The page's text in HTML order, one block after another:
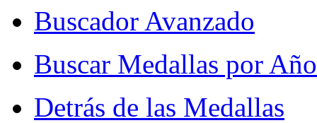
Buscador Avanzado
Buscar Medallas por Año
Detrás de las Medallas